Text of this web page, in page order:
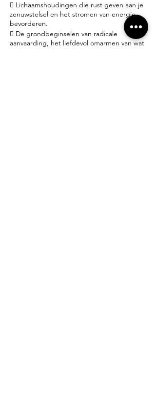
 Lichaamshoudingen die rust geven aan je
zenuwstelsel en het stromen van energie
bevorderen.
 De grondbeginselen van radicale
aanvaarding, het liefdevol omarmen van wat